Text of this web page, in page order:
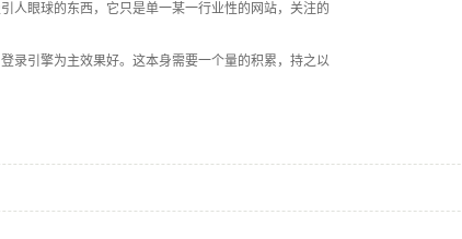
人眼球的东西，它只是单一某一行业性的网站，关注的
录引擎为主效果好。这本身需要一个量的积累，持之以